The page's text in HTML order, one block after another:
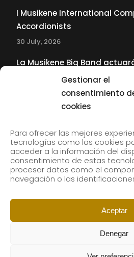
Gestionar el
consentimiento
cookies
Para ofrecer las mejores
tecnologías como las cookies
acceder a la información del
consentimiento de estas
procesar datos como el
navegación o las
Aceptar
Denegar
I Musikene International
Accordionists
30 July, 2026
La Musikene Big Band
Tolliver en el 61 Jazzaldia
Subscribe to our newsletter to
email.